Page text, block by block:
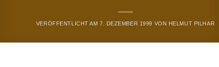
VERÖFFENTLICHT AM7. DEZEMBER 1999 VON HELMUT PILHAR